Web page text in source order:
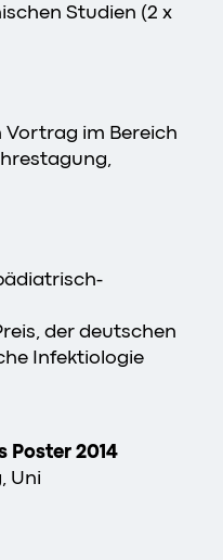
Studien (2 x
im Bereich
der deutschen
Infektiologie
Poster 2014
Uni